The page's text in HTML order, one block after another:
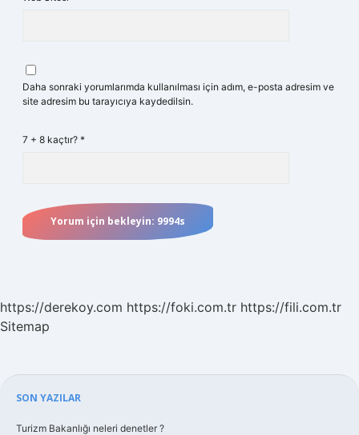
Daha sonraki yorumlarımda kullanılması için adım, e-posta adresim ve
site adresim bu tarayıcıya kaydedilsin.
7 + 8 kaçtır? *
https://derekoy.com https://foki.com.tr https://fili.com.tr
Sitemap
Sidebar
SON YAZILAR
Turizm Bakanlığı neleri denetler ?